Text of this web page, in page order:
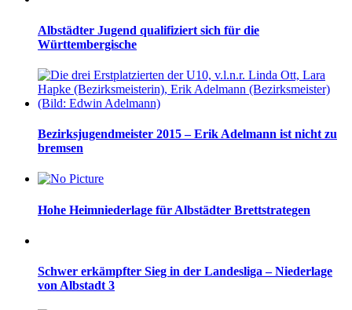
Albstädter Jugend qualifiziert sich für die
Württembergische
Bezirksjugendmeister 2015 – Erik Adelmann ist nicht zu
bremsen
Hohe Heimniederlage für Albstädter Brettstrategen
Schwer erkämpfter Sieg in der Landesliga – Niederlage
von Albstadt 3